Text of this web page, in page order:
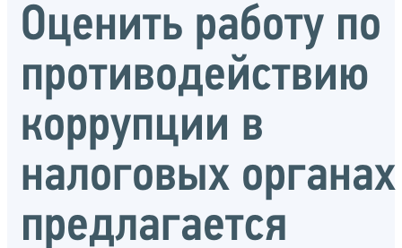
Оценить работу по
противодействию
коррупции в
налоговых органах
предлагается